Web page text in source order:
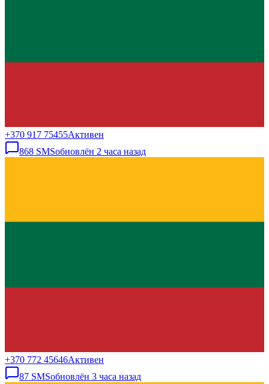
+370 917 75455Активен
868 SMSобновлён 2 часа назад
+370 772 45646Активен
87 SMSобновлён 3 часа назад